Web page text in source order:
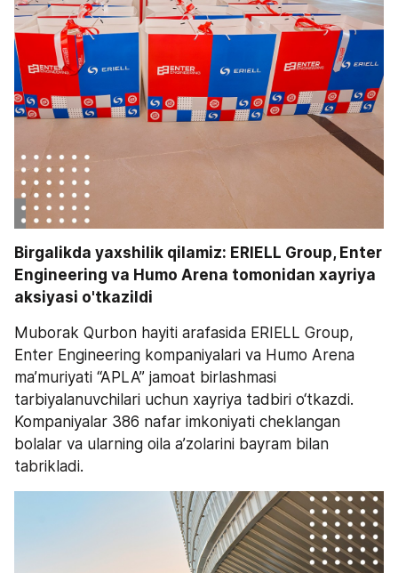
Birgalikda yaxshilik qilamiz: ERIELL Group, Enter
Engineering va Humo Arena tomonidan xayriya
aksiyasi o'tkazildi
Muborak Qurbon hayiti arafasida ERIELL Group,
Enter Engineering kompaniyalari va Humo Arena
ma’muriyati “APLA” jamoat birlashmasi
tarbiyalanuvchilari uchun xayriya tadbiri o‘tkazdi.
Kompaniyalar 386 nafar imkoniyati cheklangan
bolalar va ularning oila a’zolarini bayram bilan
tabrikladi.